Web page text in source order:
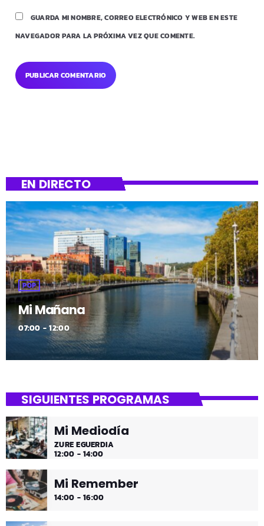
GUARDA MI NOMBRE, CORREO ELECTRÓNICO Y WEB EN ESTE
NAVEGADOR PARA LA PRÓXIMA VEZ QUE COMENTE.
EN DIRECTO
POP
Mi Mañana
07:00 - 12:00
SIGUIENTES PROGRAMAS
Mi Mediodía
ZURE EGUERDIA
12:00 - 14:00
Mi Remember
14:00 - 16:00